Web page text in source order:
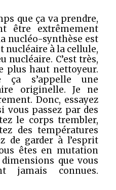
que ça va prendre,
être extrêmement
nucléo-synthèse est
nucléaire à la cellule,
nucléaire. C’est très,
plus haut nettoyeur.
s’appelle une
originelle. Je ne
Donc, essayez
vous passez par des
le corps trembler,
des températures
de garder à l’esprit
êtes en mutation
que vous
jamais connues.